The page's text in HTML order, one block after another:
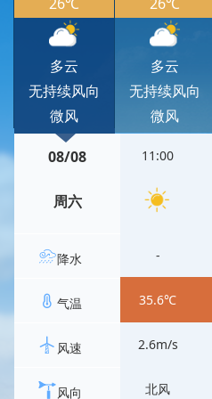
多云
无持续风向
微风
多云
无持续风向
微风
08/08
周六
降水
气温
风速
风向
11:00
-
35.6℃
2.6m/s
北风